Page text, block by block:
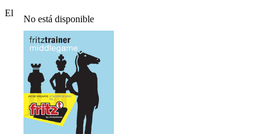
No está disponible
El